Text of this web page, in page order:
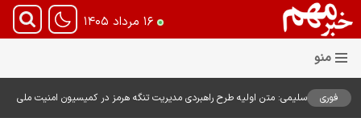
۱۶ مرداد ۱۴۰۵
فوری
سلیمی: متن اولیه طرح راهبردی مدیریت تنگه هرمز در کمیسیون امنیت ملی